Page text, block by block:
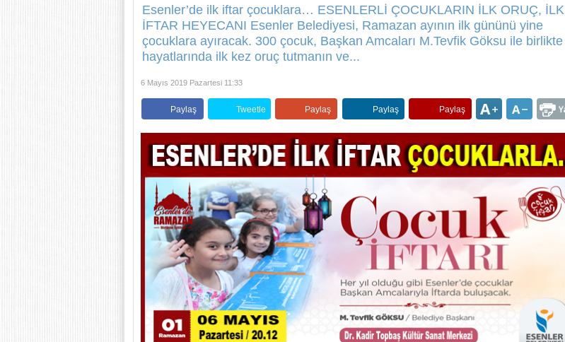
Esenler’de ilk iftar çocuklara… ESENLERLİ ÇOCUKLARIN İLK ORUÇ, İLK
İFTAR HEYECANI Esenler Belediyesi, Ramazan ayının ilk gününü yine
çocuklara ayıracak. 300 çocuk, Başkan Amcaları M.Tevfik Göksu ile birlikte
hayatlarında ilk kez oruç tutmanın ve...
6 Mayıs 2019 Pazartesi 11:33
Paylaş Tweetle Paylaş Paylaş Paylaş